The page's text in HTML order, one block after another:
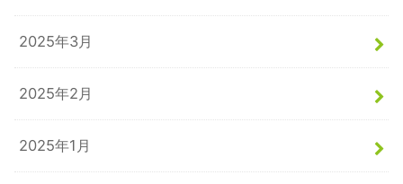
2025年3月
2025年2月
2025年1月